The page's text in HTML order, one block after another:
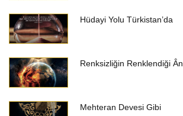
Hüdayi Yolu Türkistan’da
Renksizliğin Renklendiği Ân
Mehteran Devesi Gibi